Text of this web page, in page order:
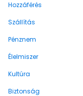
Hozzáférés
Szállítás
Pénznem
Élelmiszer
Kultúra
Biztonság